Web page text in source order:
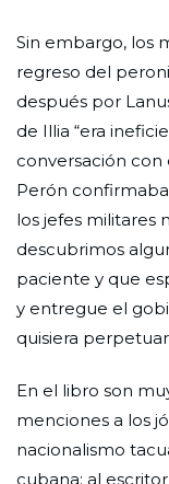
Sin embargo, los
regreso del
después por
de Illia “era
conversación con
Perón
los jefes militares
descubrimos
paciente y que
y entregue el
quisiera
En el libro son
menciones a los
nacionalismo
cubana; al